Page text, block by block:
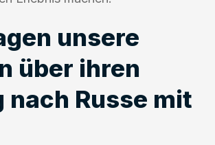
unsere
über ihren
nach Russe mit